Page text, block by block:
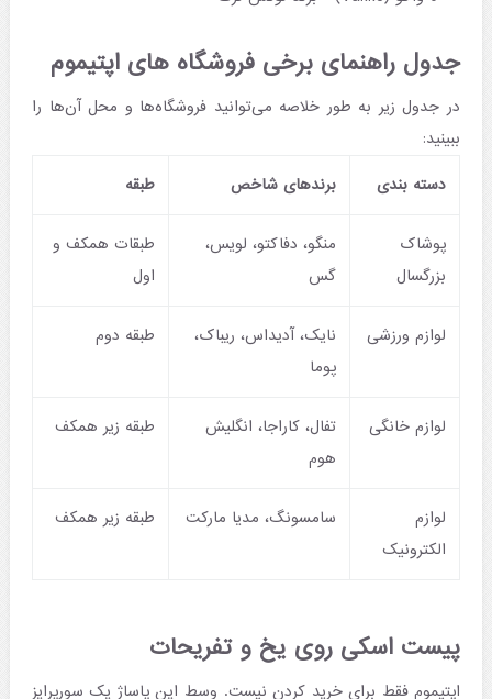
جدول راهنمای برخی فروشگاه های اپتیموم
در جدول زیر به طور خلاصه می‌توانید فروشگاه‌ها و محل آن‌ها را
ببینید:
دسته‌ بندی
برندهای شاخص طبقه
پوشاک
بزرگسال
منگو، دفاکتو، لویس،
گس
طبقات همکف و
اول
لوازم ورزشی
نایک، آدیداس، ریباک،
پوما
طبقه دوم
لوازم خانگی
تفال، کاراجا، انگلیش
هوم
طبقه زیر همکف
لوازم
الکترونیک
سامسونگ، مدیا مارکت طبقه زیر همکف
پیست اسکی روی یخ و تفریحات
اپتیموم فقط برای خرید کردن نیست. وسط این پاساژ یک سورپرایز